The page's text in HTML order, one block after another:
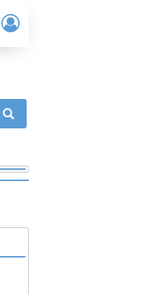
Prihlásiť
/
Registrácia